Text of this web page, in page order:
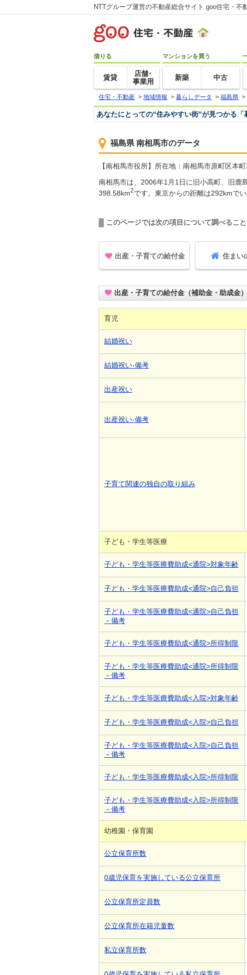
NTTグループ運営の不動産総合サイト goo住宅・不
借りる
賃貸
店舗･
事業用
マンションを買う
新築 中古
住宅・不動産 > 地域情報 > 暮らしデータ > 福島県 >
あなたにとっての“住みやすい街”が見つかる「
福島県 南相馬市のデータ
【南相馬市役所】所在地：南相馬市原町区
南相馬市は、2006年1月1日に旧小高町、旧鹿
398.58km2です。東京からの距離は292kmで
このページでは次の項目について調べるこ
出産・子育ての給付金 住まい
出産・子育ての給付金（補助金・助成金）
育児
結婚祝い
結婚祝い-備考
出産祝い
出産祝い-備考
子育て関連の独自の取り組み
子ども・学生等医療
子ども・学生等医療費助成<通院>対象年齢
子ども・学生等医療費助成<通院>自己負担
子ども・学生等医療費助成<通院>自己負担
－備考
子ども・学生等医療費助成<通院>所得制限
子ども・学生等医療費助成<通院>所得制限
－備考
子ども・学生等医療費助成<入院>対象年齢
子ども・学生等医療費助成<入院>自己負担
子ども・学生等医療費助成<入院>自己負担
－備考
子ども・学生等医療費助成<入院>所得制限
子ども・学生等医療費助成<入院>所得制限
－備考
幼稚園・保育園
公立保育所数
0歳児保育を実施している公立保育所
公立保育所定員数
公立保育所在籍児童数
私立保育所数